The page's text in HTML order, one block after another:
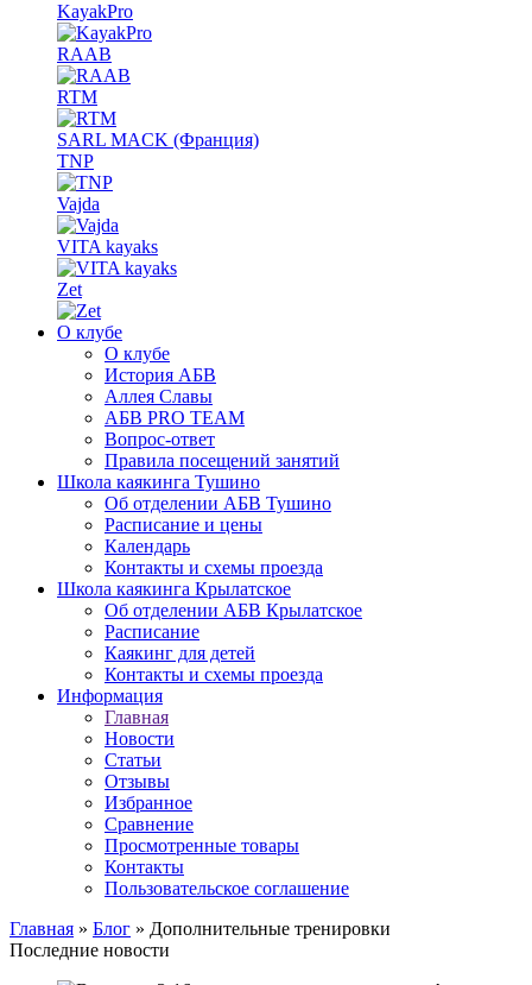
KayakPro
RAAB
RTM
SARL MACK (Франция)
TNP
Vajda
VITA kayaks
Zet
О клубе
О клубе
История АБВ
Аллея Славы
АБВ PRO TEAM
Вопрос-ответ
Правила посещений занятий
Школа каякинга Тушино
Об отделении АБВ Тушино
Расписание и цены
Календарь
Контакты и схемы проезда
Школа каякинга Крылатское
Об отделении АБВ Крылатское
Расписание
Каякинг для детей
Контакты и схемы проезда
Информация
Главная
Новости
Статьи
Отзывы
Избранное
Сравнение
Просмотренные товары
Контакты
Пользовательское соглашение
Главная » Блог » Дополнительные тренировки
Последние новости